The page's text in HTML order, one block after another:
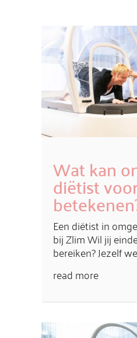
Wat kan
diëtist
Een diëtist in
bij Zlim Wil jij
bereiken? Jezelf
read more